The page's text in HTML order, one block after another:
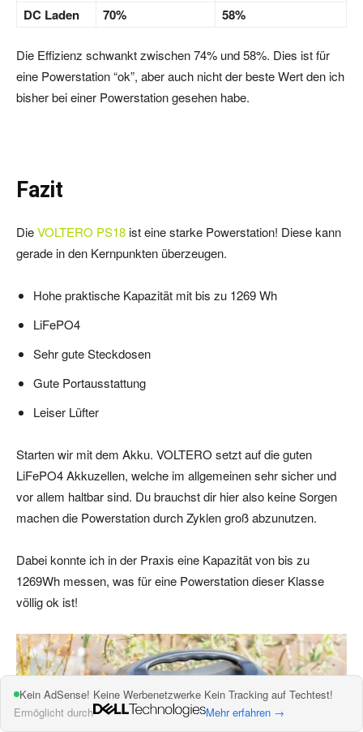
DC Laden
70% 58%
Die Effizienz schwankt zwischen 74% und 58%. Dies ist für
eine Powerstation “ok”, aber auch nicht der beste Wert den ich
bisher bei einer Powerstation gesehen habe.
Fazit
DieVOLTERO PS18ist eine starke Powerstation! Diese kann
gerade in den Kernpunkten überzeugen.
Hohe praktische Kapazität mit bis zu 1269 Wh
LiFePO4
Sehr gute Steckdosen
Gute Portausstattung
Leiser Lüfter
Starten wir mit dem Akku. VOLTERO setzt auf die guten
LiFePO4 Akkuzellen, welche im allgemeinen sehr sicher und
vor allem haltbar sind. Du brauchst dir hier also keine Sorgen
machen die Powerstation durch Zyklen groß abzunutzen.
Dabei konnte ich in der Praxis eine Kapazität von bis zu
1269Wh messen, was für eine Powerstation dieser Klasse
völlig ok ist!
Kein AdSense! Keine Werbenetzwerke Kein Tracking auf Techtest!
Ermöglicht durch
Mehr erfahren →